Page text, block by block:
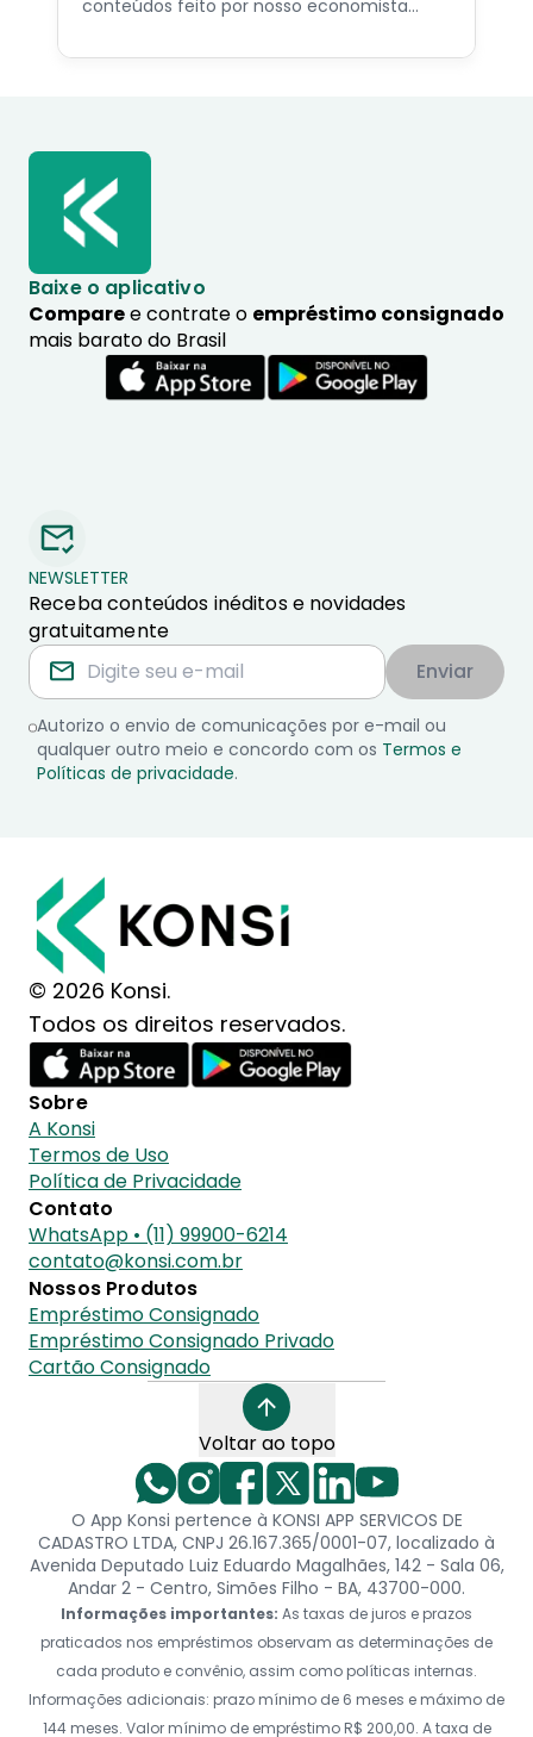
conteúdos feito por nosso economista
Baixe o aplicativo
Comparee contrate o empréstimo consignado
mais barato do Brasil
NEWSLETTER
Receba conteúdos inéditos e novidades
gratuitamente
Enviar
Autorizo o envio de comunicações por e-mail ou
qualquer outro meio e concordo com os Termos e
Políticas de privacidade.
© 2026 Konsi.
Todos os direitos reservados.
Sobre
A Konsi
Termos de Uso
Política de Privacidade
Contato
WhatsApp • (11) 99900-6214
contato@konsi.com.br
Nossos Produtos
Empréstimo Consignado
Empréstimo Consignado Privado
Cartão Consignado
Voltar ao topo
O App Konsi pertence à KONSI APP SERVICOS DE
CADASTRO LTDA, CNPJ 26.167.365/0001-07, localizado à
Avenida Deputado Luiz Eduardo Magalhães, 142 - Sala 06,
Andar 2 - Centro, Simões Filho - BA, 43700-000.
Informações importantes: As taxas de juros e prazos
praticados nos empréstimos observam as determinações de
cada produto e convênio, assim como políticas internas.
Informações adicionais: prazo mínimo de 6 meses e máximo de
144 meses. Valor mínimo de empréstimo R$ 200,00. A taxa de